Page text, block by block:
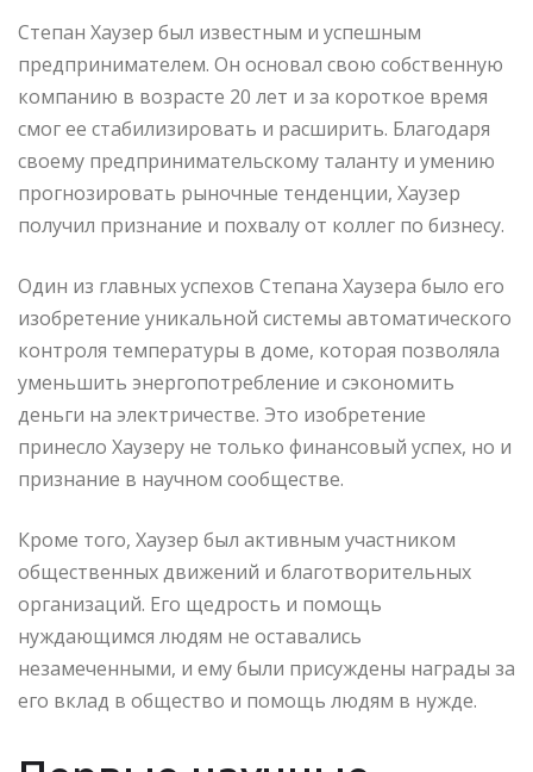
Степан Хаузер был известным и успешным
предпринимателем. Он основал свою собственную
компанию в возрасте 20 лет и за короткое время
смог ее стабилизировать и расширить. Благодаря
своему предпринимательскому таланту и умению
прогнозировать рыночные тенденции, Хаузер
получил признание и похвалу от коллег по бизнесу.
Один из главных успехов Степана Хаузера было его
изобретение уникальной системы автоматического
контроля температуры в доме, которая позволяла
уменьшить энергопотребление и сэкономить
деньги на электричестве. Это изобретение
принесло Хаузеру не только финансовый успех, но и
признание в научном сообществе.
Кроме того, Хаузер был активным участником
общественных движений и благотворительных
организаций. Его щедрость и помощь
нуждающимся людям не оставались
незамеченными, и ему были присуждены награды за
его вклад в общество и помощь людям в нужде.